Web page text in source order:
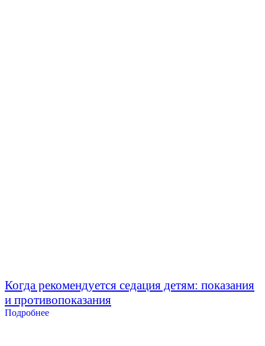
Когда рекомендуется седация детям: показания
и противопоказания
Подробнее